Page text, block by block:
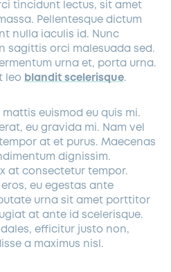
tincidunt lectus, sit amet
Pellentesque dictum
nulla iaculis id. Nunc
sagittis orci malesuada sed.
urna et, porta urna.
leo blandit scelerisque.
euismod eu quis mi.
eu gravida mi. Nam vel
at et purus. Maecenas
dignissim.
at consectetur tempor.
eu egestas ante
urna sit amet porttitor
at ante id scelerisque.
efficitur justo non,
a maximus nisl.